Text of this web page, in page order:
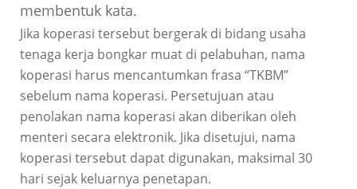
membentuk kata.
Jika koperasi tersebut bergerak di bidang usaha
tenaga kerja bongkar muat di pelabuhan, nama
koperasi harus mencantumkan frasa “TKBM”
sebelum nama koperasi. Persetujuan atau
penolakan nama koperasi akan diberikan oleh
menteri secara elektronik. Jika disetujui, nama
koperasi tersebut dapat digunakan, maksimal 30
hari sejak keluarnya penetapan.